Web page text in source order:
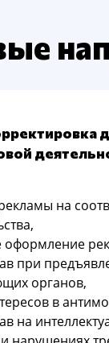
на
при
органов,
в
на